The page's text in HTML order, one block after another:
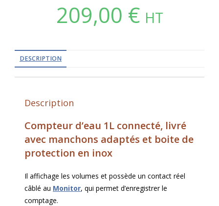
209,00 € HT
DESCRIPTION
Description
Compteur d’eau 1L connecté, livré
avec manchons adaptés et boite de
protection en inox
Il affichage les volumes et possède un contact réel
câblé au Monitor, qui permet d’enregistrer le
comptage.